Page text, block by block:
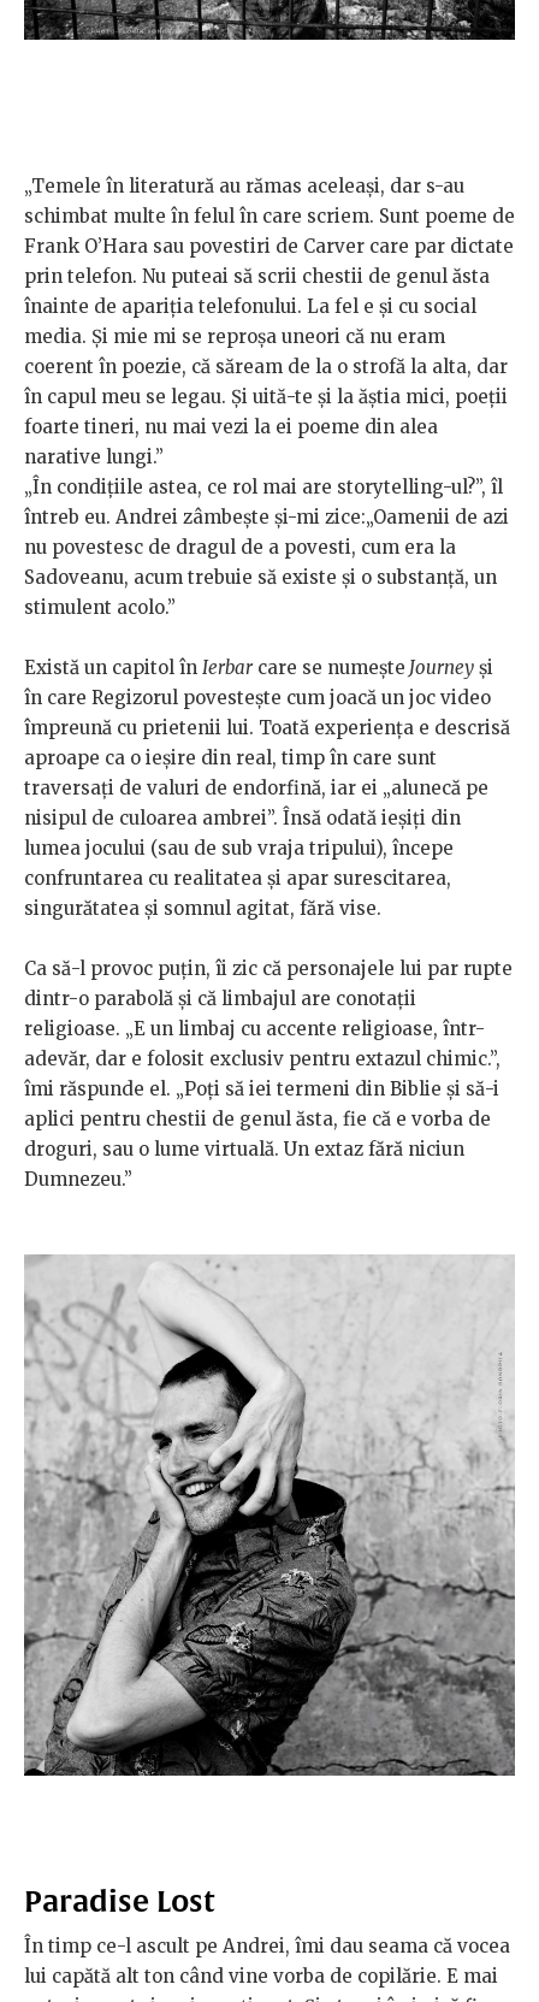
„Temele în literatură au rămas aceleași, dar s-au
schimbat multe în felul în care scriem. Sunt poeme de
Frank O’Hara sau povestiri de Carver care par dictate
prin telefon. Nu puteai să scrii chestii de genul ăsta
înainte de apariția telefonului. La fel e și cu social
media. Și mie mi se reproșa uneori că nu eram
coerent în poezie, că săream de la o strofă la alta, dar
în capul meu se legau. Și uită-te și la ăștia mici, poeții
foarte tineri, nu mai vezi la ei poeme din alea
narative lungi.”
„În condițiile astea, ce rol mai are storytelling-ul?”, îl
întreb eu. Andrei zâmbește și-mi zice:„Oamenii de azi
nu povestesc de dragul de a povesti, cum era la
Sadoveanu, acum trebuie să existe și o substanță, un
stimulent acolo.”
Există un capitol în Ierbarcare se numește Journey și
în care Regizorul povestește cum joacă un joc video
împreună cu prietenii lui. Toată experiența e descrisă
aproape ca o ieșire din real, timp în care sunt
traversați de valuri de endorfină, iar ei „alunecă pe
nisipul de culoarea ambrei”. Însă odată ieșiți din
lumea jocului (sau de sub vraja tripului), începe
confruntarea cu realitatea și apar surescitarea,
singurătatea și somnul agitat, fără vise.
Ca să-l provoc puțin, îi zic că personajele lui par rupte
dintr-o parabolă și că limbajul are conotații
religioase. „E un limbaj cu accente religioase, într-
adevăr, dar e folosit exclusiv pentru extazul chimic.”,
îmi răspunde el. „Poți să iei termeni din Biblie și să-i
aplici pentru chestii de genul ăsta, fie că e vorba de
droguri, sau o lume virtuală. Un extaz fără niciun
Dumnezeu.”
Paradise Lost
În timp ce-l ascult pe Andrei, îmi dau seama că vocea
lui capătă alt ton când vine vorba de copilărie. E mai